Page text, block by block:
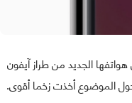
الجديد من طراز آيفون
الموضوع أخذت زخما أقوى.